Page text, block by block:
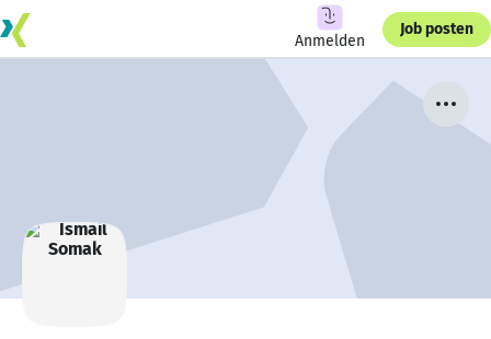
Anmelden
Job posten